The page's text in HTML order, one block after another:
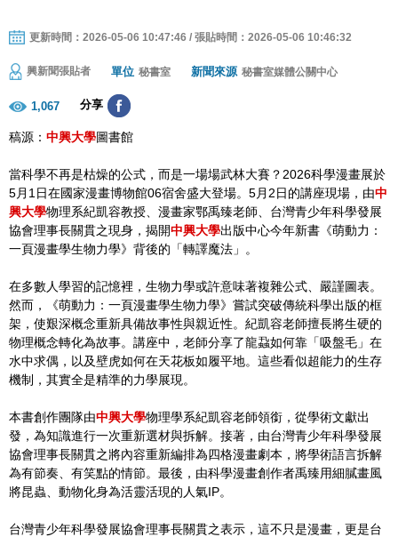
更新時間：2026-05-06 10:47:46 / 張貼時間：2026-05-06 10:46:32
興新聞張貼者 單位 秘書室 新聞來源 秘書室媒體公關中心
1,067 分享
稿源： 中興大學圖書館
當科學不再是枯燥的公式，而是一場場武林大賽？2026科學漫畫展於
5月1日在國家漫畫博物館06宿舍盛大登場。5月2日的講座現場，由中
興大學物理系紀凱容教授、漫畫家鄂禹臻老師、台灣青少年科學發展
協會理事長關貫之現身，揭開中興大學出版中心今年新書《萌動力：
一頁漫畫學生物力學》背後的「轉譯魔法」。
在多數人學習的記憶裡，生物力學或許意味著複雜公式、嚴謹圖表。
然而，《萌動力：一頁漫畫學生物力學》嘗試突破傳統科學出版的框
架，使艱深概念重新具備故事性與親近性。紀凱容老師擅長將生硬的
物理概念轉化為故事。講座中，老師分享了龍蝨如何靠「吸盤毛」在
水中求偶，以及壁虎如何在天花板如履平地。這些看似超能力的生存
機制，其實全是精準的力學展現。
本書創作團隊由中興大學物理學系紀凱容老師領銜，從學術文獻出
發，為知識進行一次重新選材與拆解。接著，由台灣青少年科學發展
協會理事長關貫之將內容重新編排為四格漫畫劇本，將學術語言拆解
為有節奏、有笑點的情節。最後，由科學漫畫創作者禹臻用細膩畫風
將昆蟲、動物化身為活靈活現的人氣IP。
台灣青少年科學發展協會理事長關貫之表示，這不只是漫畫，更是台